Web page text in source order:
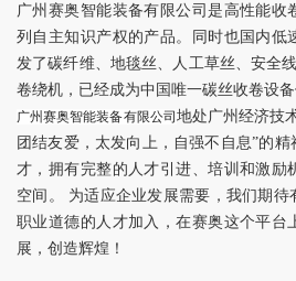
广州赛奥智能装备有限公司是高性能收
列自主知识产权的产品。同时也国内低
发了碳纤维、地毯丝、人工草丝、安全
卷绕机，已经成为中国唯一碳丝收卷设备
广州赛奥智能装备有限公司地处广州经济技
团结友爱，太发向上，自强不自息”的
才，拥有完整的人才引进、培训和激励
空间。 为适应企业发展需要，我们期待
职业道德的人才加入，在赛奥这个平台
展，创造辉煌！